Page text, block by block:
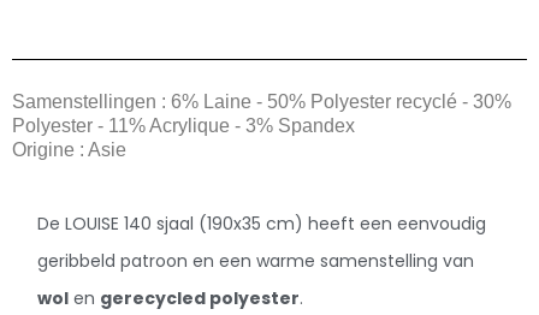
Samenstellingen : 6% Laine - 50% Polyester recyclé - 30%
Polyester - 11% Acrylique - 3% Spandex
Origine : Asie
De LOUISE 140 sjaal (190x35 cm) heeft een eenvoudig
geribbeld patroon en een warme samenstelling van
wol en gerecycled polyester.